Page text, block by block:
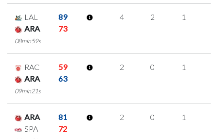
LAL
89
ARA
73
08min59s
4 2 1
RAC
59
ARA
63
09min21s
2 0 1
ARA
81
SPA
72
2 0 1